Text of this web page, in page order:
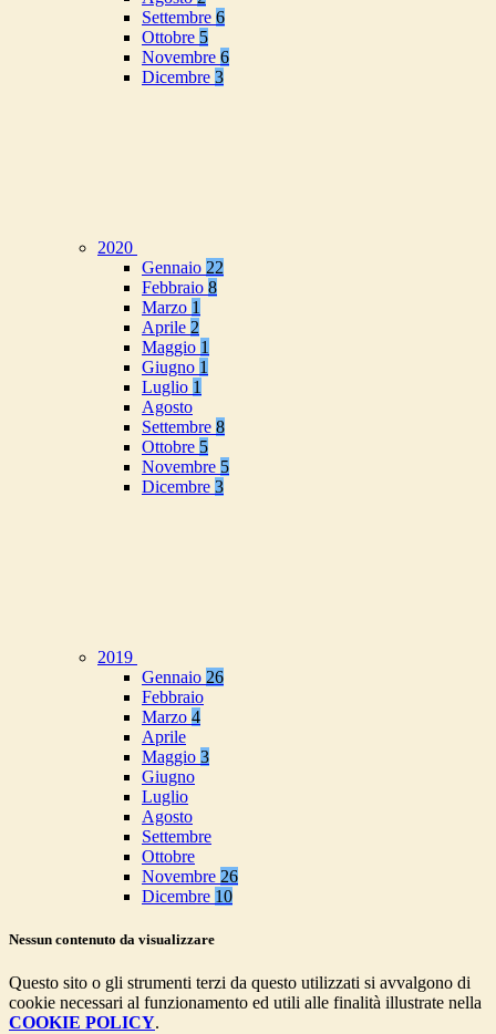
Settembre 6
Ottobre 5
Novembre 6
Dicembre 3
2020
Gennaio 22
Febbraio 8
Marzo 1
Aprile 2
Maggio 1
Giugno 1
Luglio 1
Agosto
Settembre 8
Ottobre 5
Novembre 5
Dicembre 3
2019
Gennaio 26
Febbraio
Marzo 4
Aprile
Maggio 3
Giugno
Luglio
Agosto
Settembre
Ottobre
Novembre 26
Dicembre 10
Nessun contenuto da visualizzare
Questo sito o gli strumenti terzi da questo utilizzati si avvalgono di
cookie necessari al funzionamento ed utili alle finalità illustrate nella
COOKIE POLICY.